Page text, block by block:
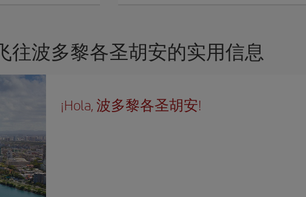
往波多黎各圣胡安的实用信息
¡Hola, 波多黎各圣胡安!